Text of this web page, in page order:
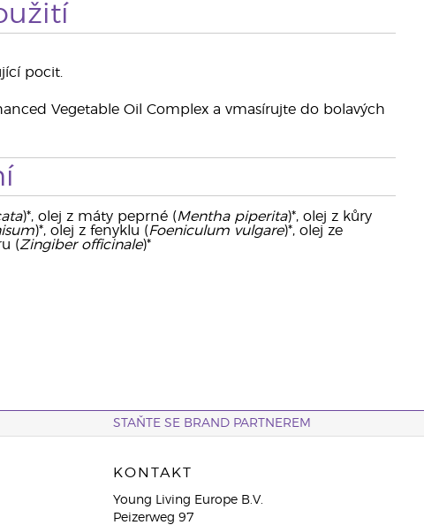
pocit.
Vegetable Oil Complex a vmasírujte do bolavých
)*, olej z máty peprné (Mentha piperita)*, olej z kůry
)*, olej z fenyklu (Foeniculum vulgare)*, olej ze
(Zingiber officinale)*
STAŇTE SE BRAND PARTNEREM
KONTAKT
Young Living Europe B.V.
Peizerweg 97